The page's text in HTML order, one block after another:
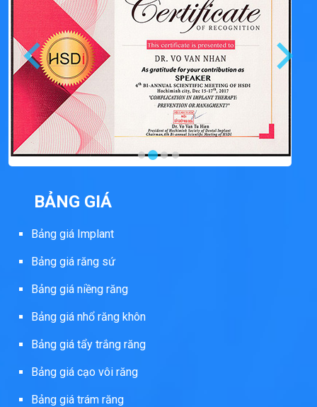
BẢNG GIÁ
Bảng giá Implant
Bảng giá răng sứ
Bảng giá niềng răng
Bảng giá nhổ răng khôn
Bảng giá tẩy trắng răng
Bảng giá cạo vôi răng
Bảng giá trám răng